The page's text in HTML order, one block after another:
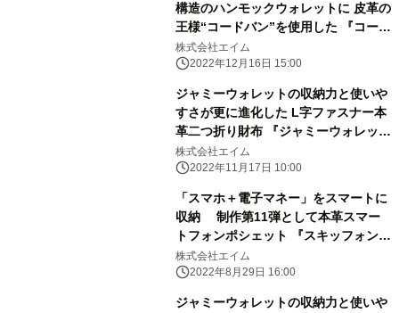
構造のハンモックウォレットに 皮革の
王様“コードバン”を使用した 『コード
バンエディション』を12月16日に発
売！
株式会社エイム
2022年12月16日 15:00
ジャミーウォレットの収納力と使いや
すさが更に進化した L字ファスナー本
革二つ折り財布 『ジャミーウォレット
プラス ゴートレザー』新登場！ ～あ
りそうでなかったシンプルなデザイン
株式会社エイム
2022年11月17日 10:00
「スマホ＋電子マネー」をスマートに
収納 制作第11弾として本革スマー
トフォンポシェット 『スキッフォン
(Skiphon)』9月1日より販売開始
株式会社エイム
2022年8月29日 16:00
ジャミーウォレットの収納力と使いや